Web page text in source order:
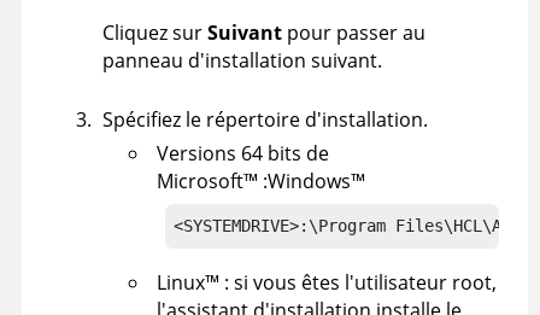
Cliquez surSuivant pour passer au
panneau d'installation suivant.
Spécifiez le répertoire d'installation.
Versions 64 bits de
Microsoft™ :Windows™
<SYSTEMDRIVE>:\Program
Linux™ : si vous êtes l'utilisateur root,